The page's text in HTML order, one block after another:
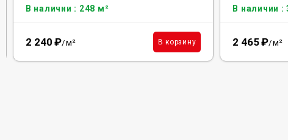
В наличии : 248 м²
2 240 ₽/м² В корзину
В наличии :
2 465₽/м²